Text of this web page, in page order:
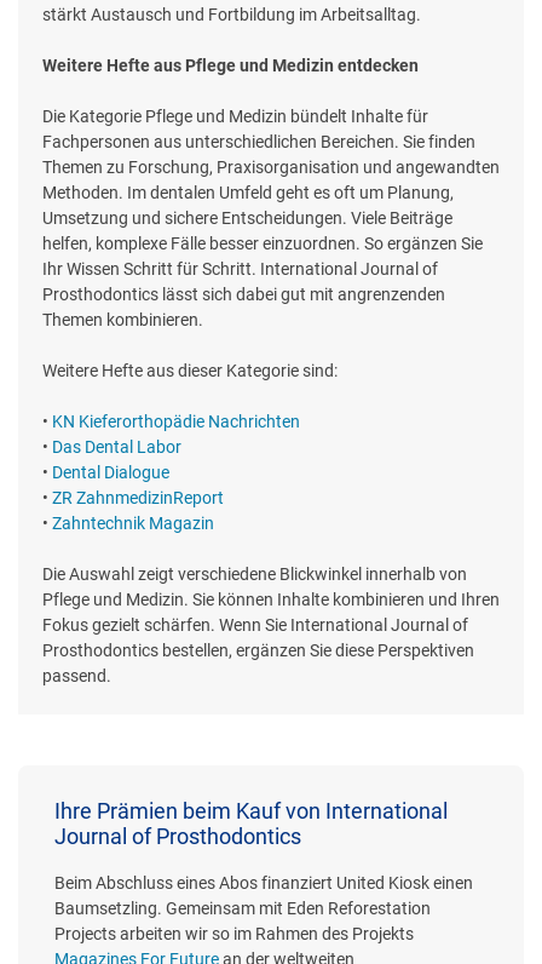
stärkt Austausch und Fortbildung im Arbeitsalltag.
Weitere Hefte aus Pflege und Medizin entdecken
Die Kategorie Pflege und Medizin bündelt Inhalte für
Fachpersonen aus unterschiedlichen Bereichen. Sie finden
Themen zu Forschung, Praxisorganisation und angewandten
Methoden. Im dentalen Umfeld geht es oft um Planung,
Umsetzung und sichere Entscheidungen. Viele Beiträge
helfen, komplexe Fälle besser einzuordnen. So ergänzen Sie
Ihr Wissen Schritt für Schritt. International Journal of
Prosthodontics lässt sich dabei gut mit angrenzenden
Themen kombinieren.
Weitere Hefte aus dieser Kategorie sind:
• KN Kieferorthopädie Nachrichten
• Das Dental Labor
• Dental Dialogue
• ZR ZahnmedizinReport
• Zahntechnik Magazin
Die Auswahl zeigt verschiedene Blickwinkel innerhalb von
Pflege und Medizin. Sie können Inhalte kombinieren und Ihren
Fokus gezielt schärfen. Wenn Sie International Journal of
Prosthodontics bestellen, ergänzen Sie diese Perspektiven
passend.
Ihre Prämien beim Kauf von International
Journal of Prosthodontics
Beim Abschluss eines Abos finanziert United Kiosk einen
Baumsetzling. Gemeinsam mit Eden Reforestation
Projects arbeiten wir so im Rahmen des Projekts
Magazines For Futurean der weltweiten